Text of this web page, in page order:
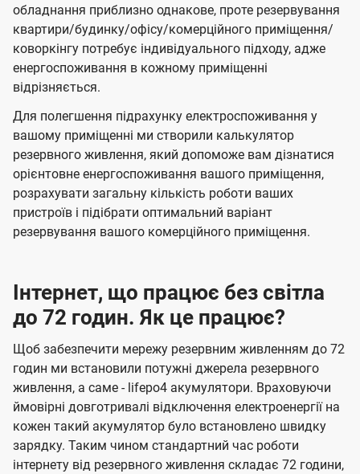
обладнання приблизно однакове, проте резервування
квартири/будинку/офісу/комерційного приміщення/
коворкінгу потребує індивідуального підходу, адже
енергоспоживання в кожному приміщенні
відрізняється.
Для полегшення підрахунку електроспоживання у
вашому приміщенні ми створили калькулятор
резервного живлення, який допоможе вам дізнатися
орієнтовне енергоспоживання вашого приміщення,
розрахувати загальну кількість роботи ваших
пристроїв і підібрати оптимальний варіант
резервування вашого комерційного приміщення.
Інтернет, що працює без світла
до 72 годин. Як це працює?
Щоб забезпечити мережу резервним живленням до 72
годин ми встановили потужні джерела резервного
живлення, а саме - lifepo4 акумулятори. Враховуючи
ймовірні довготривалі відключення електроенергії на
кожен такий акумулятор було встановлено швидку
зарядку. Таким чином стандартний час роботи
інтернету від резервного живлення складає 72 години,